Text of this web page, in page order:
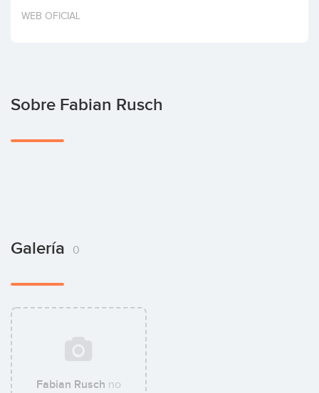
Invertir
WEB OFICIAL
Sobre Fabian Rusch
Galería 0
Fabian Rusch no